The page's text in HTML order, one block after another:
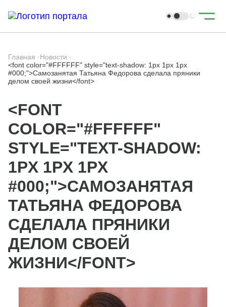
Главная ·Новости ·
<font color="#FFFFFF" style="text-shadow: 1px 1px 1px
#000;">Самозанятая Татьяна Федорова сделала пряники
делом своей жизни</font>
<FONT
COLOR="#FFFFFF"
STYLE="TEXT-SHADOW:
1PX 1PX 1PX
#000;">САМОЗАНЯТАЯ
ТАТЬЯНА ФЕДОРОВА
СДЕЛАЛА ПРЯНИКИ
ДЕЛОМ СВОЕЙ
ЖИЗНИ</FONT>